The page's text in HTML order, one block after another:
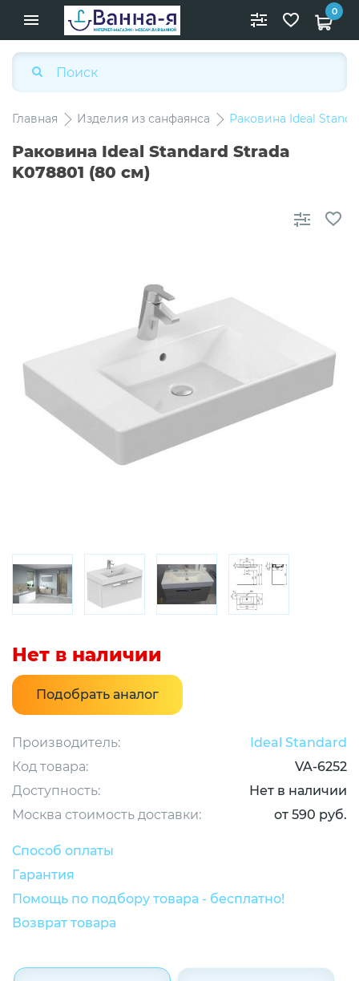
0
Главная Изделия из санфаянса Раковина Ideal
Раковина Ideal Standard Strada
K078801 (80 см)
Нет в наличии
Подобрать аналог
Производитель:
Ideal Standard
Код товара:
VA-6252
Доступность:
Нет в наличии
Москва стоимость доставки:
от 590 руб.
Способ оплаты
Гарантия
Помощь по подбору товара - бесплатно!
Возврат товара